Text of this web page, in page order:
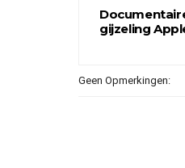
gijzeling
Geen Opmerkingen: